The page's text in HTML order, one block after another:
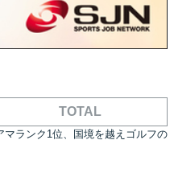
TOTAL
マランク1位、国境を越えゴルフの